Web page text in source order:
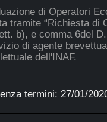
di Operatori
tramite “Richiesta di
b), e comma 6del
di agente
dell'INAF.
termini: 27/01/